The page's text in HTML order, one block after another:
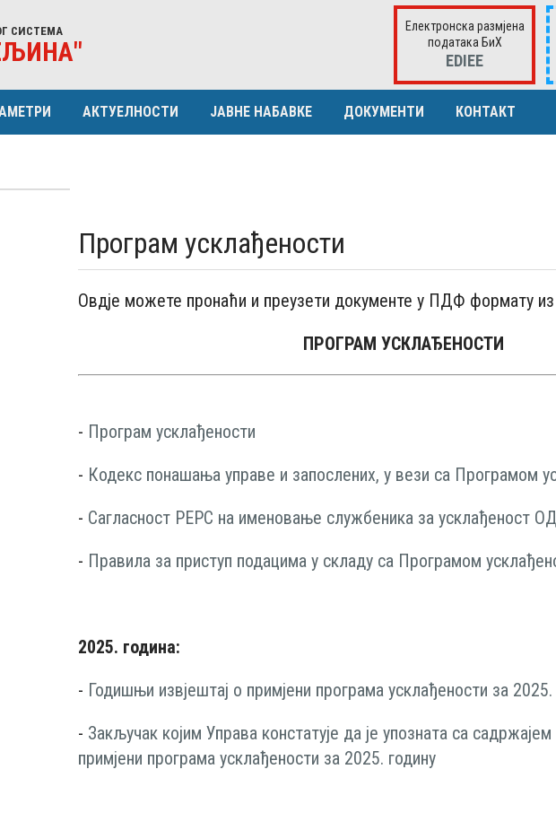
СИСТЕМА
Електронска размјена
података БиХ
ЕDIEE
СКУПШТИНА
АКТУЕЛНОСТИ ЈАВНЕ НАБАВКЕ
Извјештај о директним споразумима
ДОКУМЕНТИ КОНТАКТ
Програм усклађености
Овдје можете пронаћи и преузети документе у ПДФ формату из
ПРОГРАМ УСКЛАЂЕНОСТИ
- Програм усклађености
- Кодекс понашања управe и запослених, у вези са Програмом
- Сагласност РЕРС на именовање службеника за усклађеност
- Правила за приступ подацима у складу са Програмом
2025. година:
- Годишњи извјештаj o примјени програма усклађености за 2025.
- Закључак којим Управа констатује да је упозната са
примјени програма усклађености за 2025. годину